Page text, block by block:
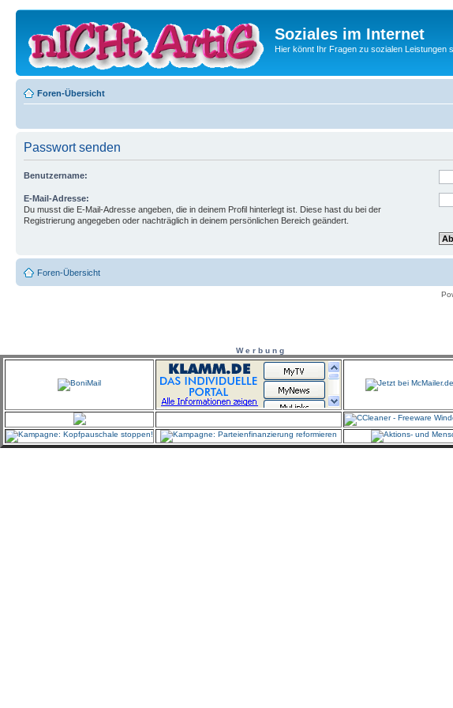
Soziales im Internet
Hier könnt Ihr Fragen zu sozialen Leistungen
Foren-Übersicht
Passwort senden
Benutzername:
E-Mail-Adresse:
Du musst die E-Mail-Adresse angeben, die in deinem Profil hinterlegt ist. Diese hast du bei der
Registrierung angegeben oder nachträglich in deinem persönlichen Bereich geändert.
Foren-Übersicht
W e r b u n g